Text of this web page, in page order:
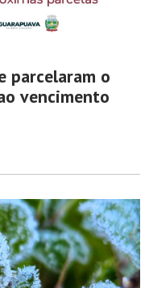
parcelaram o
vencimento